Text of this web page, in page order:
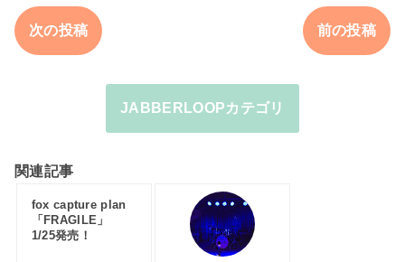
次の投稿 前の投稿
JABBERLOOPカテゴリ
関連記事
fox capture plan
「FRAGILE」
1/25発売！